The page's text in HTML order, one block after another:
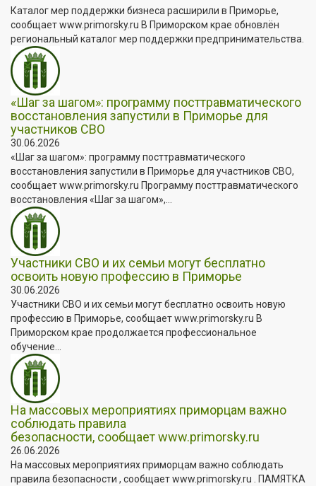
Каталог мер поддержки бизнеса расширили в Приморье,
сообщает www.primorsky.ru В Приморском крае обновлён
региональный каталог мер поддержки предпринимательства.
«Шаг за шагом»: программу посттравматического
восстановления запустили в Приморье для
участников СВО
30.06.2026
«Шаг за шагом»: программу посттравматического
восстановления запустили в Приморье для участников СВО,
сообщает www.primorsky.ru Программу посттравматического
восстановления «Шаг за шагом»,...
Участники СВО и их семьи могут бесплатно
освоить новую профессию в Приморье
30.06.2026
Участники СВО и их семьи могут бесплатно освоить новую
профессию в Приморье, сообщает www.primorsky.ru В
Приморском крае продолжается профессиональное
обучение...
На массовых мероприятиях приморцам важно
соблюдать правила
безопасности, сообщает www.primorsky.ru
26.06.2026
На массовых мероприятиях приморцам важно соблюдать
правила безопасности , сообщает www.primorsky.ru . ПАМЯТКА